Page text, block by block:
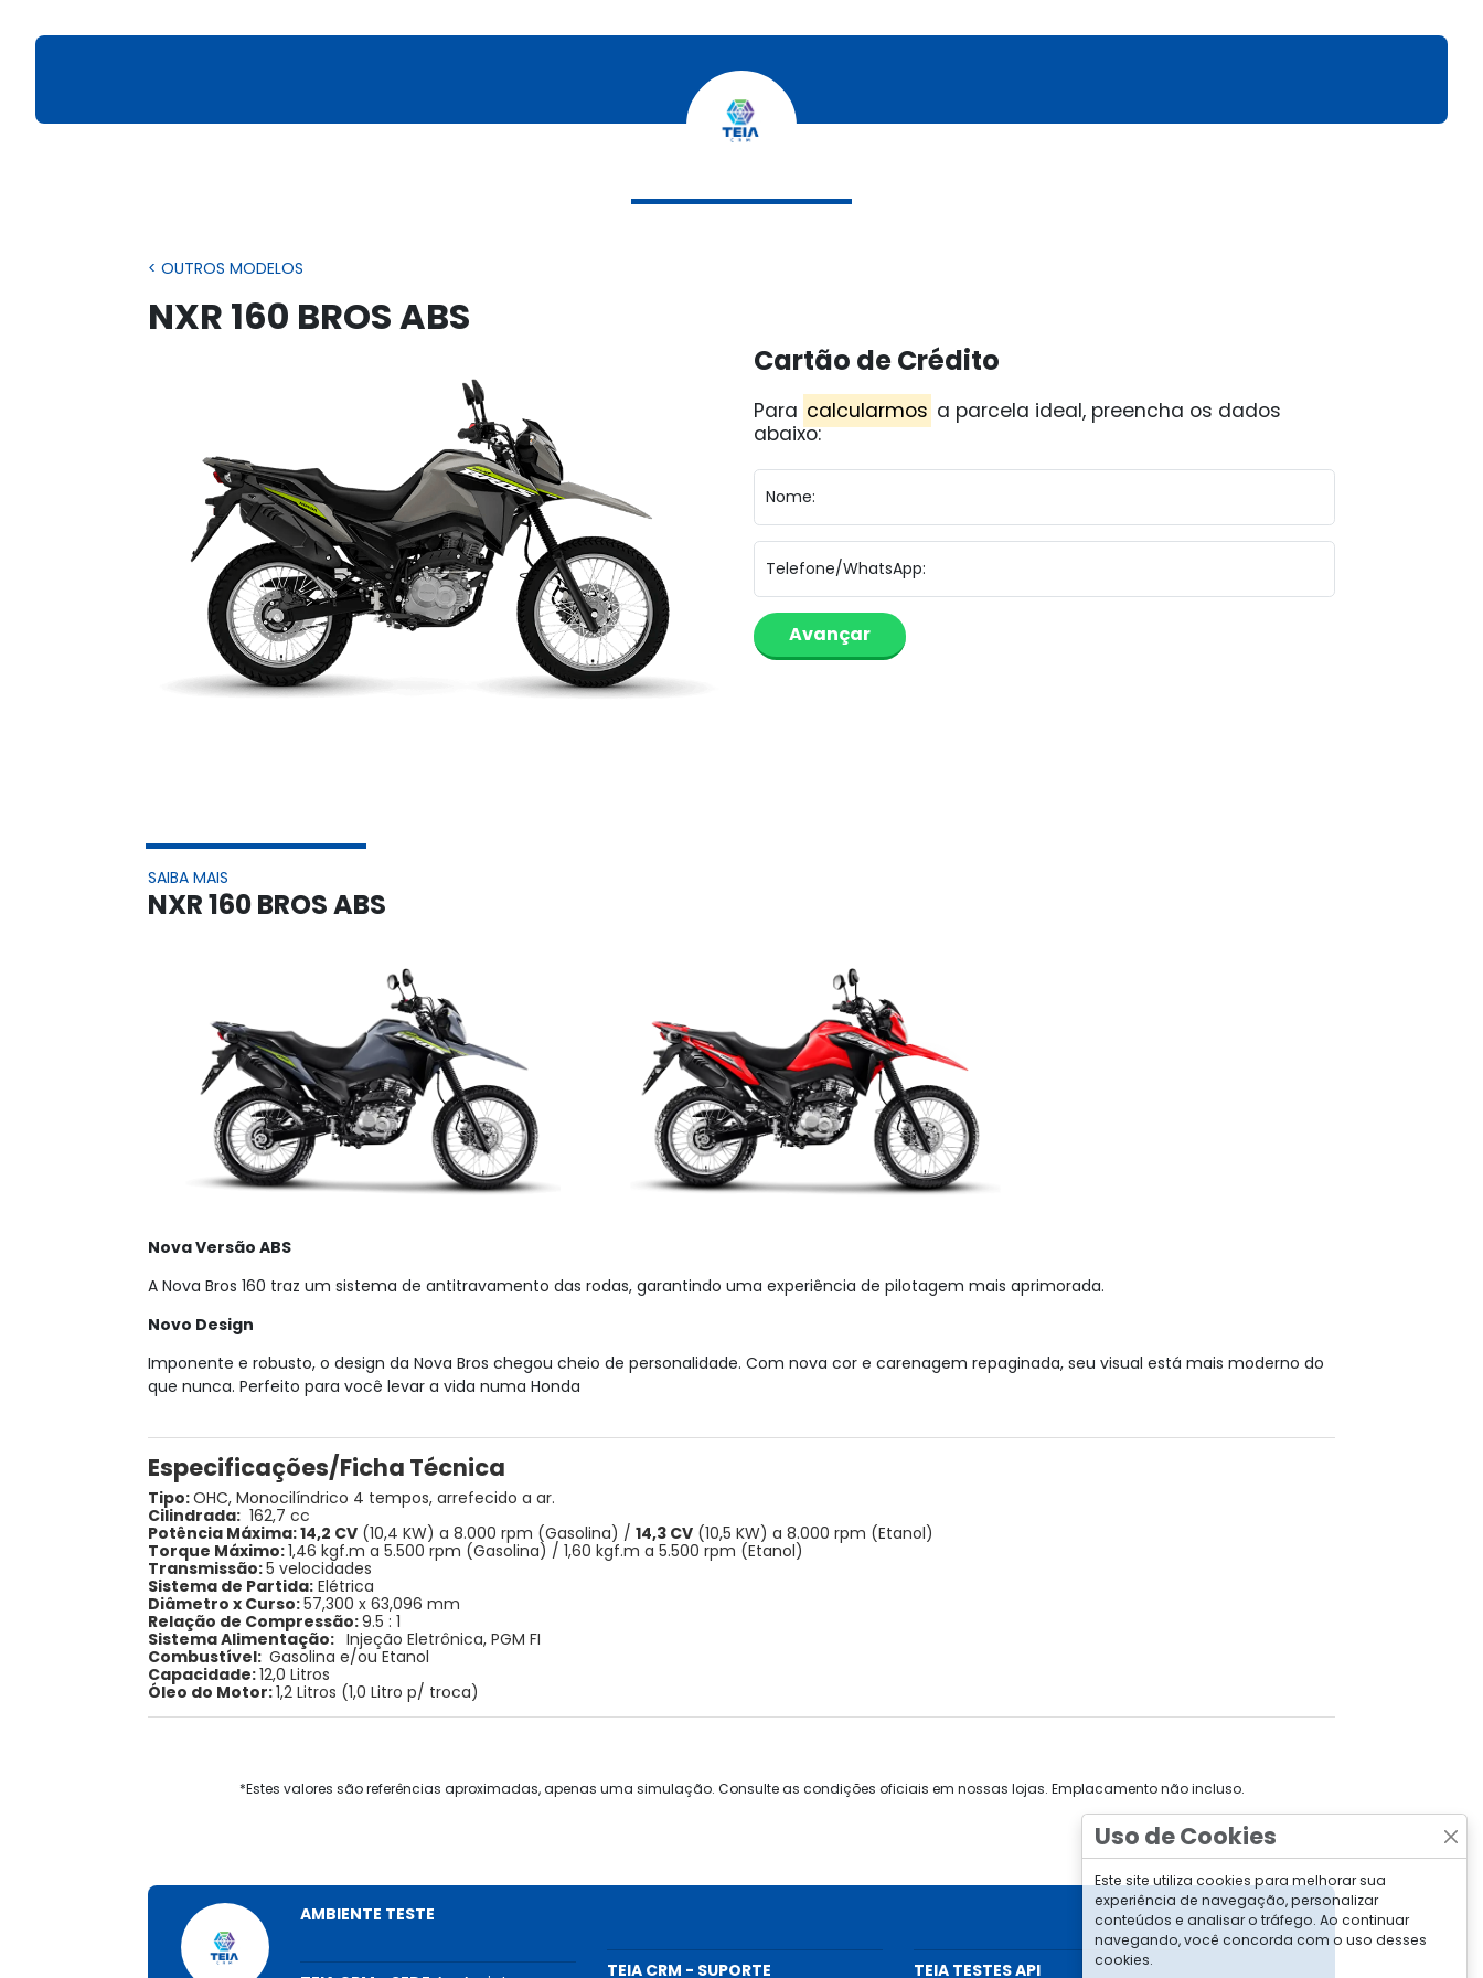
< OUTROS MODELOS
NXR 160 BROS ABS
Cartão de Crédito
Para calcularmos a parcela ideal, preencha os dados
abaixo:
Nome:
Telefone/WhatsApp:
SAIBA MAIS
NXR 160 BROS ABS
Nova Versão ABS
A Nova Bros 160 traz um sistema de antitravamento das rodas, garantindo uma experiência de pilotagem mais aprimorada.
Novo Design
Imponente e robusto, o design da Nova Bros chegou cheio de personalidade. Com nova cor e carenagem repaginada, seu visual está mais moderno do
que nunca. Perfeito para você levar a vida numa Honda
Especificações/Ficha Técnica
Tipo:OHC, Monocilíndrico 4 tempos, arrefecido a ar.
Cilindrada: 162,7 cc
Potência Máxima:14,2 CV (10,4 KW) a 8.000 rpm (Gasolina) / 14,3 CV (10,5 KW) a 8.000 rpm (Etanol)
Torque Máximo:1,46 kgf.m a 5.500 rpm (Gasolina) / 1,60 kgf.m a 5.500 rpm (Etanol)
Transmissão:5 velocidades
Sistema de Partida: Elétrica
Diâmetro x Curso:57,300 x 63,096 mm
Relação de Compressão:9.5 : 1
Sistema Alimentação: Injeção Eletrônica, PGM FI
Combustível: Gasolina e/ou Etanol
Capacidade:12,0 Litros
Óleo do Motor:1,2 Litros (1,0 Litro p/ troca)
*Estes valores são referências aproximadas, apenas uma simulação. Consulte as condições oficiais em nossas lojas. Emplacamento não incluso.
AMBIENTE TESTE
TEIA CRM - SUPORTE TEIA TESTES API
Uso de Cookies
Este site utiliza cookies para melhorar sua
experiência de navegação, personalizar
conteúdos e analisar o tráfego. Ao continuar
navegando, você concorda com o uso desses
cookies.